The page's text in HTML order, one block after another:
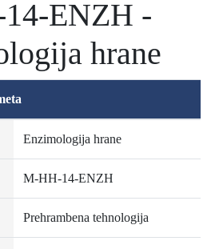
ENZH -
hrane
Enzimologija hrane
M-HH-14-ENZH
Prehrambena tehnologija